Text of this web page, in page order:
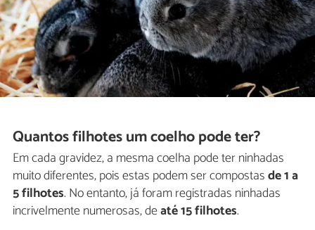
Quantos filhotes um coelho pode ter?
Em cada gravidez, a mesma coelha pode ter ninhadas
muito diferentes, pois estas podem ser compostasde 1 a
5 filhotes. No entanto, já foram registradas ninhadas
incrivelmente numerosas, deaté 15 filhotes.